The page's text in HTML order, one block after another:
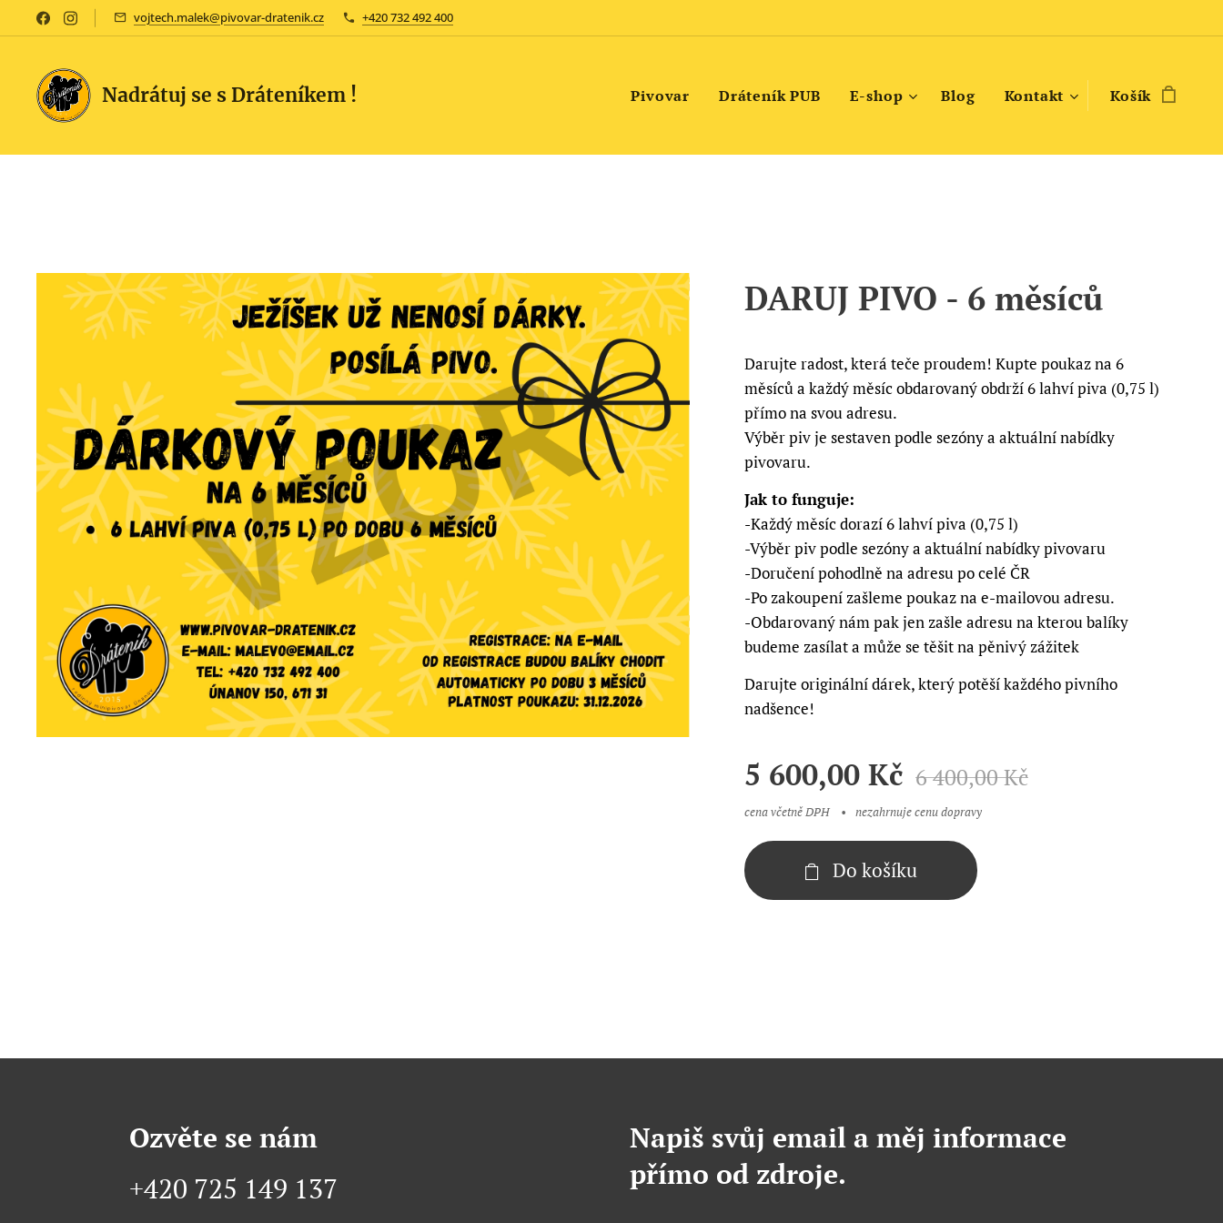
vojtech.malek@pivovar-dratenik.cz +420 732 492 400
Nadrátuj se s Dráteníkem ! Pivovar Dráteník PUB E-shop Blog Kontakt Košík
DARUJ PIVO - 6 měsíců
Darujte radost, která teče proudem! Kupte poukaz na 6
měsíců a každý měsíc obdarovaný obdrží 6 lahví piva (0,75 l)
přímo na svou adresu.
Výběr piv je sestaven podle sezóny a aktuální nabídky
pivovaru.
Jak to funguje:
-Každý měsíc dorazí 6 lahví piva (0,75 l)
-Výběr piv podle sezóny a aktuální nabídky pivovaru
-Doručení pohodlně na adresu po celé ČR
-Po zakoupení zašleme poukaz na e-mailovou adresu.
-Obdarovaný nám pak jen zašle adresu na kterou balíky
budeme zasílat a může se těšit na pěnivý zážitek
Darujte originální dárek, který potěší každého pivního
nadšence!
5 600,00 Kč 6 400,00Kč
cena včetně DPH nezahrnuje cenu dopravy
Do košíku
Ozvěte se nám
+420 725 149 137
Napiš svůj email a měj informace
přímo od zdroje.